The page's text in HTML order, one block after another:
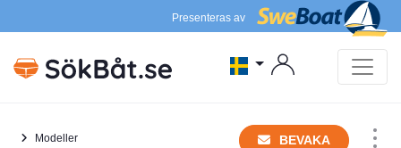
Presenteras av
Modeller BEVAKA